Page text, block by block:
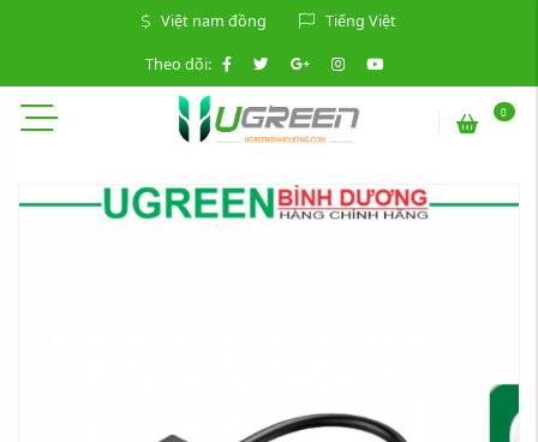
Việt nam đồng Tiếng Việt
Theo dõi:
0